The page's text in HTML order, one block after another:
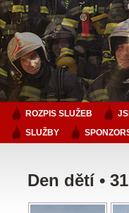
ROZPIS SLUŽEB
SLUŽBY
Den dětí •